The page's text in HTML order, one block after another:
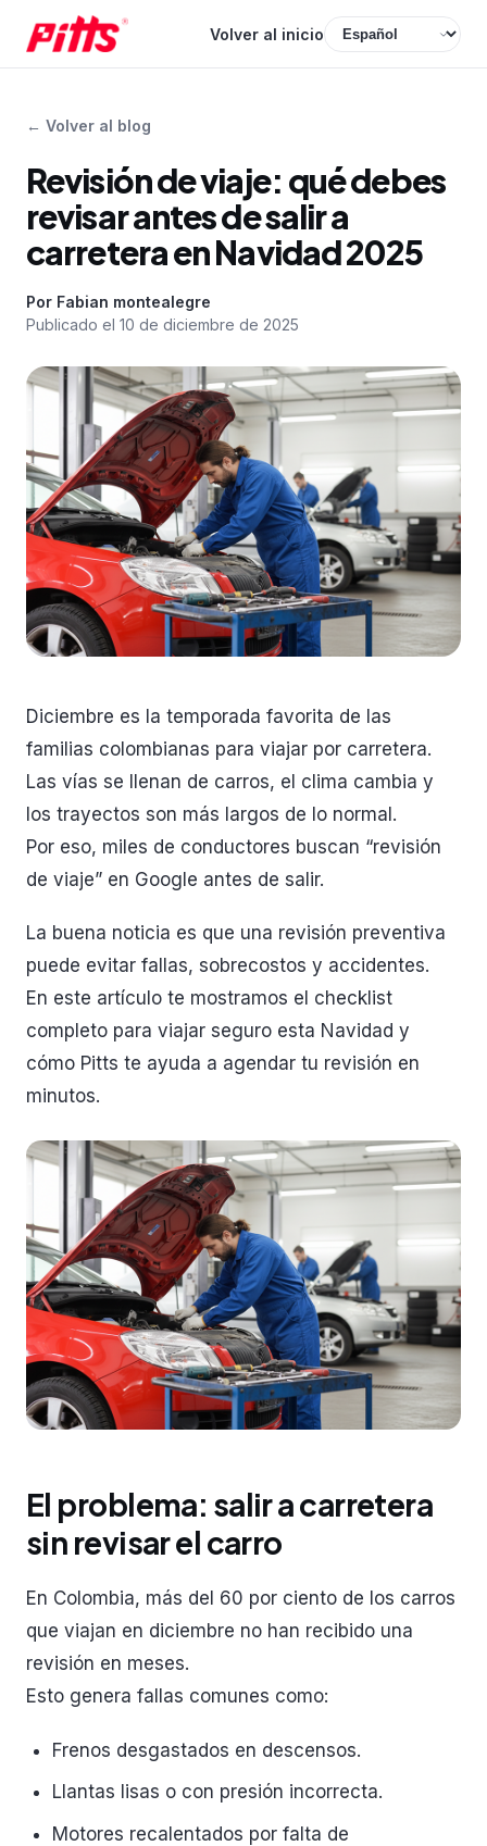
Volver al inicio
← Volver al blog
Revisión de viaje: qué debes
revisar antes de salir a
carretera en Navidad 2025
Por Fabian montealegre
Publicado el 10 de diciembre de 2025
Diciembre es la temporada favorita de las
familias colombianas para viajar por carretera.
Las vías se llenan de carros, el clima cambia y
los trayectos son más largos de lo normal.
Por eso, miles de conductores buscan “revisión
de viaje” en Google antes de salir.
La buena noticia es que una revisión preventiva
puede evitar fallas, sobrecostos y accidentes.
En este artículo te mostramos el checklist
completo para viajar seguro esta Navidad y
cómo Pitts te ayuda a agendar tu revisión en
minutos.
El problema: salir a carretera
sin revisar el carro
En Colombia, más del 60 por ciento de los carros
que viajan en diciembre no han recibido una
revisión en meses.
Esto genera fallas comunes como:
Frenos desgastados en descensos.
Llantas lisas o con presión incorrecta.
Motores recalentados por falta de